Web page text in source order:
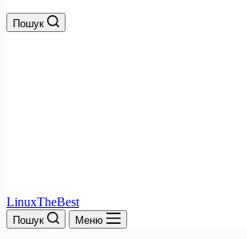
Пошук
LinuxTheBest
Пошук Меню